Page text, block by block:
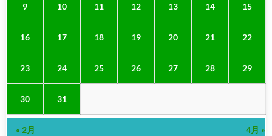
9 10 11 12 13 14 15
16 17 18 19 20 21 22
23 24 25 26 27 28 29
30 31
« 2月 4月 »